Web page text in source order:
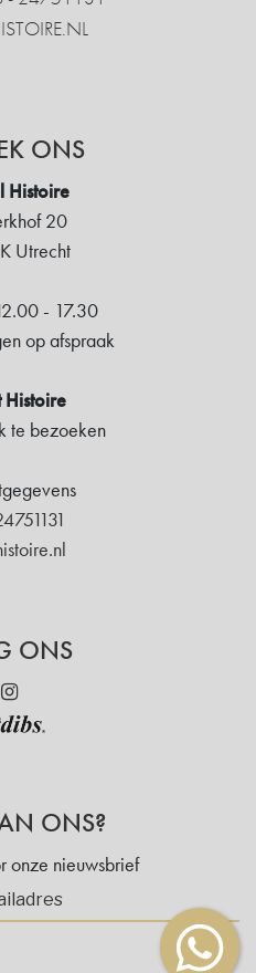
ONS
Histoire
20
Utrecht
- 17.30
op afspraak
Histoire
te bezoeken
ONS
ONS?
onze nieuwsbrief